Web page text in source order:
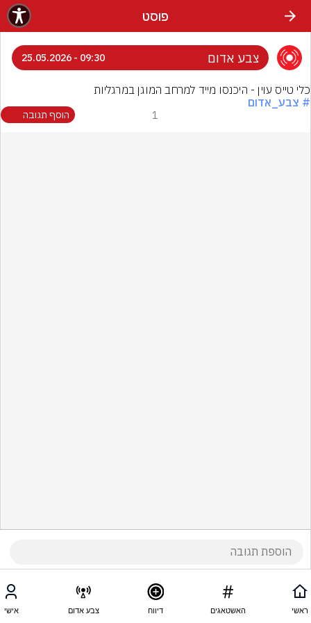
פוסט
צבע אדום 09:30 - 25.05.2026
כלי טייס עוין - היכנסו מייד למרחב המוגן במרגליות
# צבע_אדום
1 הוסף תגובה
ראשי האשטאגים דיווח צבע אדום אישי